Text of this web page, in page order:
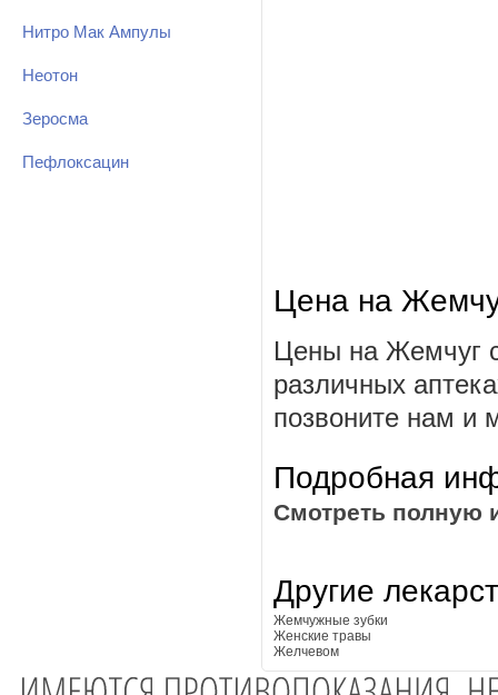
Нитро Мак Ампулы
Неотон
Зеросма
Пефлоксацин
Цена на
Цены на Жемчуг
различных
позвоните нам и
Подробная
Смотреть полную
Другие
Жемчужные зубки
Женские травы
Желчевом